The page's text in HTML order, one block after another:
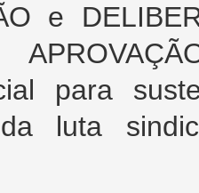
e
para
da luta